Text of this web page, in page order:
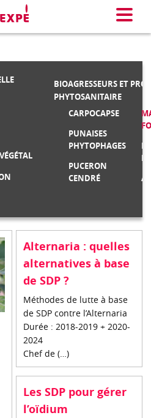
Menu
BIOAGRESSEURS ET
PHYTOSANITAIRE
CARPOCAPSE
PUNAISES
PHYTOPHAGES
PUCERON
CENDRÉ
Alternaria : quelles
alternatives à base
de SDP ?
Méthodes de lutte à base
de SDP contre l’Alternaria
Durée : 2018-2019 + 2020-
2024
Chef de (…)
Les SDP pour gérer
l’oïdium